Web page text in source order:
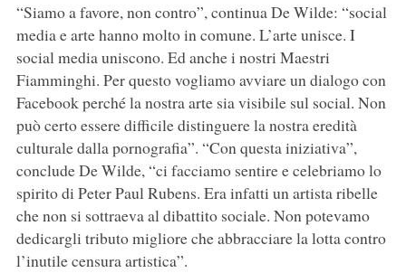
“Siamo a favore, non contro”, continua De Wilde: “social
media e arte hanno molto in comune. L’arte unisce. I
social media uniscono. Ed anche i nostri Maestri
Fiamminghi. Per questo vogliamo avviare un dialogo con
Facebook perché la nostra arte sia visibile sul social. Non
può certo essere difficile distinguere la nostra eredità
culturale dalla pornografia”. “Con questa iniziativa”,
conclude De Wilde, “ci facciamo sentire e celebriamo lo
spirito di Peter Paul Rubens. Era infatti un artista ribelle
che non si sottraeva al dibattito sociale. Non potevamo
dedicargli tributo migliore che abbracciare la lotta contro
l’inutile censura artistica”.